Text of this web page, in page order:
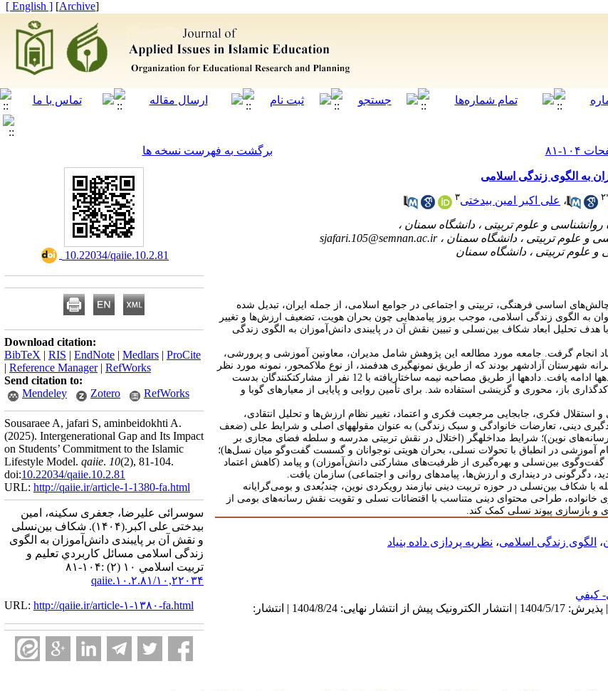
[
Archive
]
[ English ]
برگشت به فهرست نسخه ها
به الگوی زندگی اسلامی
۲ ، علی اکبر امین بیدختی۳
sjafari.105@semnan.ac.ir
اساسی فرهنگی، تربیتی و اجتماعی در جوامع اسلامی، از جمله ایران، تبدیل شده
به الگوی زندگی اسلامی، موجب بروز پیامدهایی چون بحران هویت، تضعیف ارزش‌ها و تغییر
تحلیل ابعاد شکاف بین‌نسلی و تبیین نقش آن در پایبندی دانش‌آموزان به الگوی زندگی
انجام گرفت. جامعه مورد مطالعه این پژوهش شامل مدیران، معاونین آموزشی و پرورشی،
شهرستان آزادشهر بودند که از طریق نمونه­گیری هدفمند، از نوع ملاک­محور، نمونه مورد نظر
انتخاب و نمونه­گیری تا رسیدن به حد اشباع نظری داده­ها ادامه یافت. داده­ها از طریق مصاحبه نیمه ساختاریافته با 12 نفر از مشارکت­کنندگان بدست
باز، محوری و گزینشی استفاده شد. برای تأمین روایی و پایایی از معیارهای گوبا و
فکری، جابجایی مرجعیت فکری و اعتماد، تغییر نظام ارزش‌ها و تحلیل انتقادی،
دینی، تعارضات خانوادگی و سبک زندگی) به عنوان مقوله­های اصلی و شرایط علی (ضعف
از رسانه‌های نوین)؛ شرایط مداخله­گر (اختلال در نقش تربیتی مدرسه و سلطه فضای مجازی بر
آموزشی در انطباق با تحولات نسلی، بحران هویتی نوجوانان و گسست گفت‌وگو میان نسل‌ها)؛
گفت‌وگوی بین‌نسلی و بهره‌گیری از ظرفیت‌های مشارکتی دانش‌آموزان) و پیامد (کاهش اعتماد
دگرگونی در دینداری و ارزش‌ها، پیامدهای روانی و اجتماعی) سازمان یافت.
با شکاف بین‌نسلی در حوزه تربیت دینی نیازمند رویکردی نوین، چندبُعدی و بومی‌گرایانه
طراحی محتوای دینی متناسب با اقتضائات نسلی و تقویت نقش رسانه‌های بومی از
و بازسازی پیوند نسلی کمک کند.
، الگوی زندگی اسلامی، نظریه پردازی داده بنیاد
كيفي
دریافت: 1404/3/21 | ویرایش نهایی: 1404/10/14 | پذیرش: 1404/5/17 | انتشار الکترونیک پیش از انتشار نهایی: 1404/8/24 | انتشار:
‎ 10.22034/qaiie.10.2.81
Download citation:
BibTeX | RIS | EndNote | Medlars | ProCite
| Reference Manager| RefWorks
Send citation to:
Mendeley
Zotero RefWorks
Sousaraee A, jafari S, aminbeidokhti A.
(2025). Intergenerational Gap and Its Impact
on Students’ Commitment to the Islamic
Lifestyle Model. qaiie. 10(2), 81-104.
doi:10.22034/qaiie.10.2.81
URL: http://qaiie.ir/article-1-1380-fa.html
سوسرائی علیرضا، جعفری سکینه، امین
بیدختی علی اکبر.(۱۴۰۴).
شکاف بین‌نسلی
و نقش آن بر پایبندی دانش‌آموزان به الگوی
زندگی اسلامی مسائل كاربردي تعليم و
تربيت اسلامي ۱۰ (۲) :۱۰۴-۸۱
۱۰,۲۲۰۳۴/qaiie.۱۰.۲.۸۱
URL: http://qaiie.ir/article-۱-۱۳۸۰-fa.html